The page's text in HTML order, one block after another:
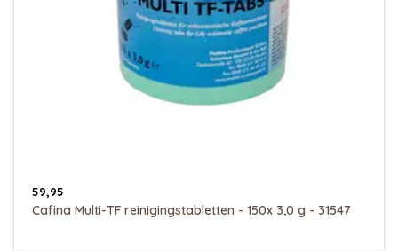
59,95
Cafina Multi-TF reinigingstabletten - 150x 3,0 g - 31547